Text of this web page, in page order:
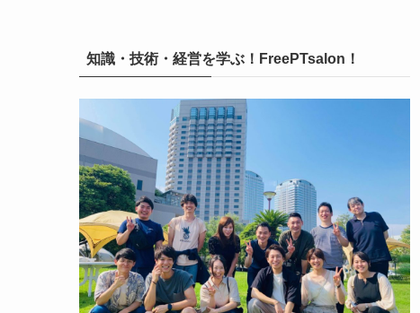
知識・技術・経営を学ぶ！FreePTsalon！